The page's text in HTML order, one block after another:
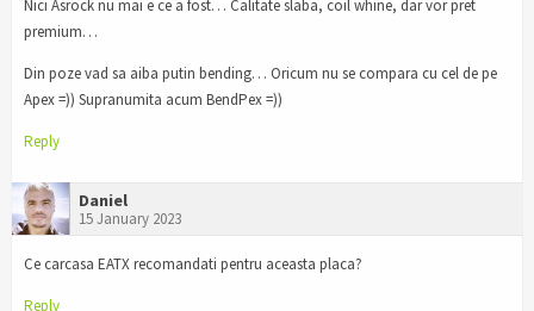
Nici Asrock nu mai e ce a fost… Calitate slaba, coil whine, dar vor pret
premium…
Din poze vad sa aiba putin bending… Oricum nu se compara cu cel de pe
Apex =)) Supranumita acum BendPex =))
Reply
Daniel
15 January 2023
Ce carcasa EATX recomandati pentru aceasta placa?
Reply